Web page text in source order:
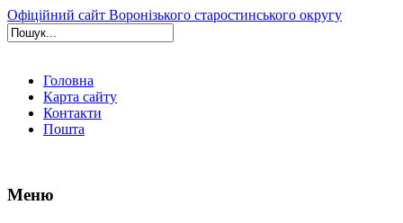
Офіційний сайт Воронізького старостинського округу
Головна
Карта сайту
Контакти
Пошта
Меню